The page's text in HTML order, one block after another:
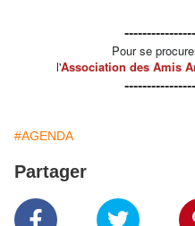
Pour se
l'Association des Amis
#AGENDA
Partager